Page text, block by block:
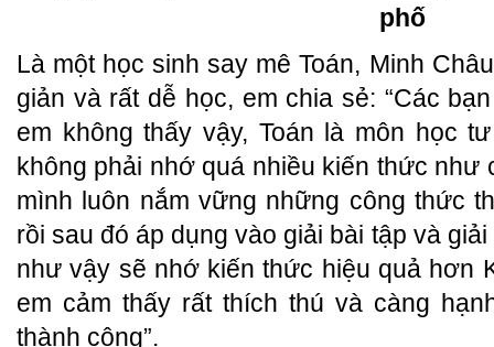
phố
Là một học sinh say mê Toán, Minh
giản và rất dễ học, em chia sẻ: “Các
em không thấy vậy, Toán là môn học
không phải nhớ quá nhiều kiến thức như
mình luôn nắm vững những công thức
rồi sau đó áp dụng vào giải bài tập và
như vậy sẽ nhớ kiến thức hiệu quả hơn
em cảm thấy rất thích thú và càng
thành công”.